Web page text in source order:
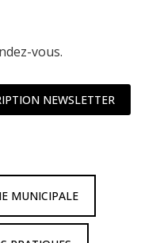
vous.
NEWSLETTER
MUNICIPALE